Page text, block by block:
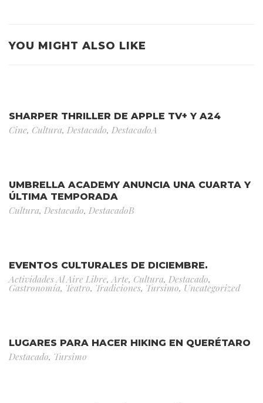
YOU MIGHT ALSO LIKE
SHARPER THRILLER DE APPLE TV+ Y A24
Cine, Cultura, Destacado, DestacadoA
UMBRELLA ACADEMY ANUNCIA UNA CUARTA Y
ÚLTIMA TEMPORADA
Cultura, Destacado, DestacadoB
EVENTOS CULTURALES DE DICIEMBRE.
Actividades Al Aire Libre, Arte, Cultura, Destacado,
Gastronomía, Teatro, Tradiciones, Tursimo, Uncategorized
LUGARES PARA HACER HIKING EN QUERÉTARO
Destacado, Tursimo